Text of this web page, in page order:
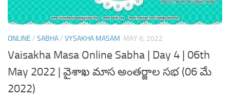
ONLINE / SABHA/ VYSAKHA MASAM MAY 6, 2022
Vaisakha Masa Online Sabha | Day 4 | 06th
May 2022 | వైశాఖ మాస అంతర్జాల సభ (06 మే
2022)